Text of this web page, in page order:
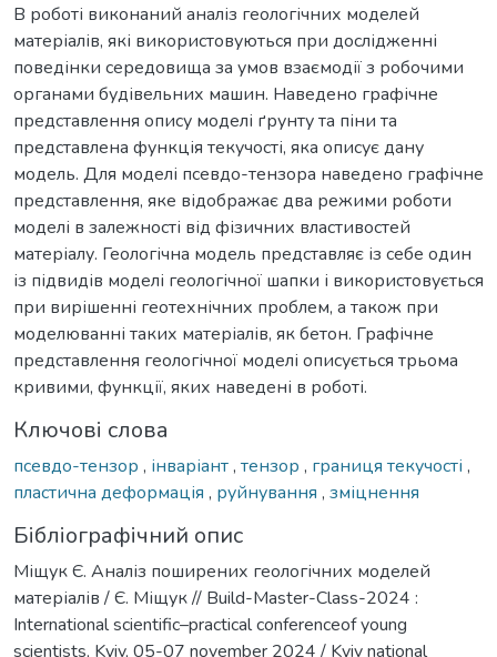
В роботі виконаний аналіз геологічних моделей
матеріалів, які використовуються при дослідженні
поведінки середовища за умов взаємодії з робочими
органами будівельних машин. Наведено графічне
представлення опису моделі ґрунту та піни та
представлена функція текучості, яка описує дану
модель. Для моделі псевдо-тензора наведено графічне
представлення, яке відображає два режими роботи
моделі в залежності від фізичних властивостей
матеріалу. Геологічна модель представляє із себе один
із підвидів моделі геологічної шапки і використовується
при вирішенні геотехнічних проблем, а також при
моделюванні таких матеріалів, як бетон. Графічне
представлення геологічної моделі описується трьома
кривими, функції, яких наведені в роботі.
Ключові слова
псевдо-тензор , інваріант, тензор , границя текучості ,
пластична деформація , руйнування , зміцнення
Бібліографічний опис
Міщук Є. Аналіз поширених геологічних моделей
матеріалів / Є. Міщук // Build-Master-Class-2024 :
International scientific–practical conferenceof young
scientists, Kyiv, 05-07 november 2024 / Kyiv national